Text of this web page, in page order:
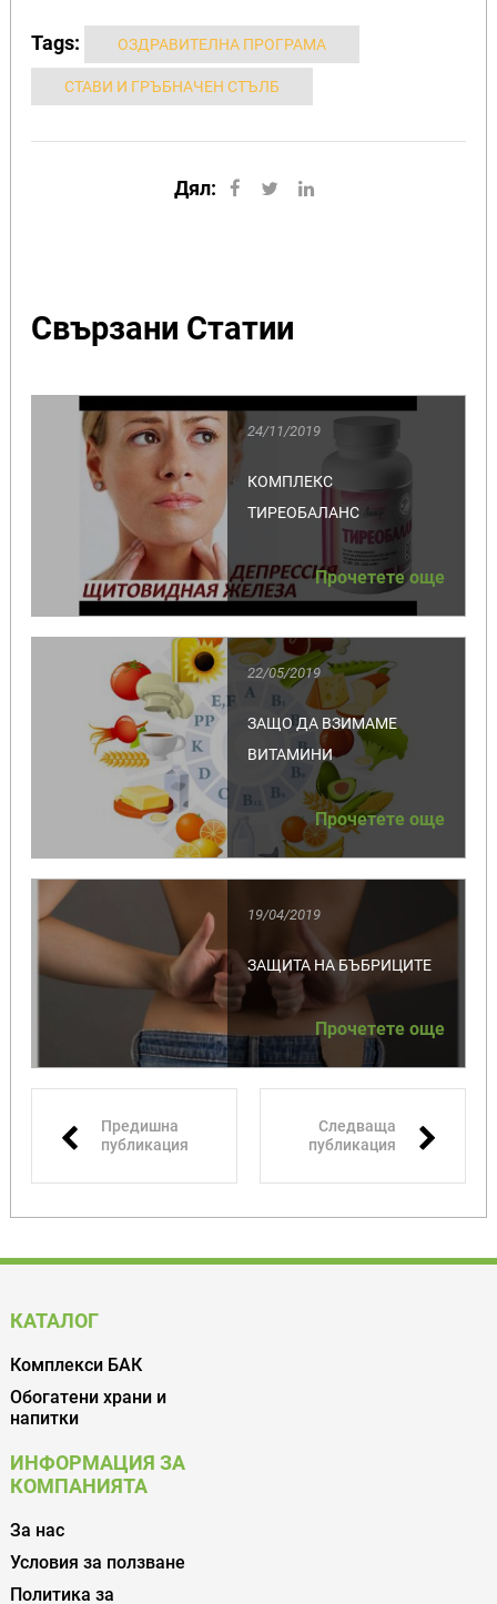
Tags: ОЗДРАВИТЕЛНА ПРОГРАМА
СТАВИ И ГРЪБНАЧЕН СТЪЛБ
Дял:
Свързани Статии
КОМПЛЕКС
ТИРЕОБАЛАНС
24/11/2019
Прочетете още
ЗАЩО ДА ВЗИМАМЕ
ВИТАМИНИ
22/05/2019
Прочетете още
ЗАЩИТА НА БЪБРИЦИТЕ
19/04/2019
Прочетете още
Предишна
публикация
Следваща
публикация
КАТАЛОГ
Комплекси БАК
Обогатени храни и
напитки
ИНФОРМАЦИЯ ЗА
КОМПАНИЯТА
За нас
Условия за ползване
Политика за